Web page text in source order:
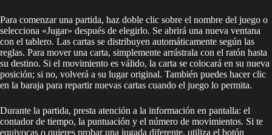
Para comenzar una partida, haz doble clic sobre el nombre del juego o
selecciona «Jugar» después de elegirlo. Se abrirá una nueva ventana
con el tablero. Las cartas se distribuyen automáticamente según las
reglas. Para mover una carta, simplemente arrástrala con el ratón hasta
su destino. Si el movimiento es válido, la carta se colocará en su nueva
posición; si no, volverá a su lugar original. También puedes hacer clic
en la baraja para repartir nuevas cartas cuando el juego lo permita.
Durante la partida, presta atención a la información en pantalla: el
contador de tiempo, la puntuación y el número de movimientos. Si te
equivocas o quieres probar una jugada diferente, utiliza el botón